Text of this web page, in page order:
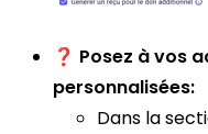
❓ Posez à vos
personnalisées:
Dans la